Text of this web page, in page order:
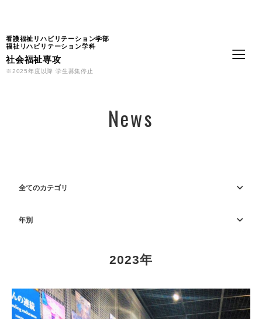
看護福祉リハビリテーション学部
福祉リハビリテーション学科
社会福祉専攻
※2025年度以降 学生募集停止
News
全てのカテゴリ
年別
2023年